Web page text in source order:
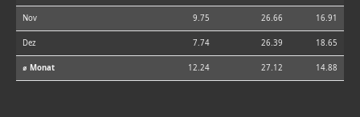
Nov 9.75 26.66 16.91
Dez 7.74 26.39 18.65
⌀ Monat 12.24 27.12 14.88